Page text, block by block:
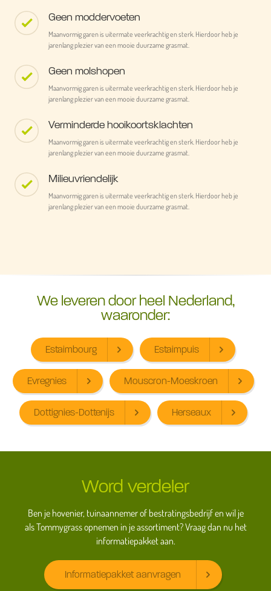
Geen moddervoeten
Maanvormig garen is uitermate veerkrachtig en sterk. Hierdoor heb je
jarenlang plezier van een mooie duurzame grasmat.
Geen molshopen
Maanvormig garen is uitermate veerkrachtig en sterk. Hierdoor heb je
jarenlang plezier van een mooie duurzame grasmat.
Verminderde hooikoortsklachten
Maanvormig garen is uitermate veerkrachtig en sterk. Hierdoor heb je
jarenlang plezier van een mooie duurzame grasmat.
Milieuvriendelijk
Maanvormig garen is uitermate veerkrachtig en sterk. Hierdoor heb je
jarenlang plezier van een mooie duurzame grasmat.
We leveren door heel Nederland,
waaronder:
Estaimbourg Estaimpuis
Evregnies Mouscron-Moeskroen
Dottignies-Dottenijs Herseaux
Word verdeler
Ben je hovenier, tuinaannemer of bestratingsbedrijf en wil je
als Tommygrass opnemen in je assortiment? Vraag dan nu het
informatiepakket aan.
Informatiepakket aanvragen